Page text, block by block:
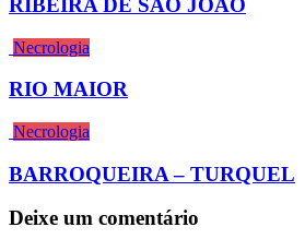
RIBEIRA DE SÃO JOÃO
Necrologia
RIO MAIOR
Necrologia
BARROQUEIRA – TURQUEL
Deixe um comentário